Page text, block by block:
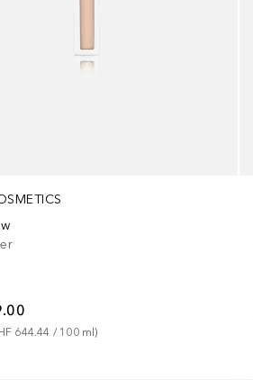
644.44 / 100 ml)